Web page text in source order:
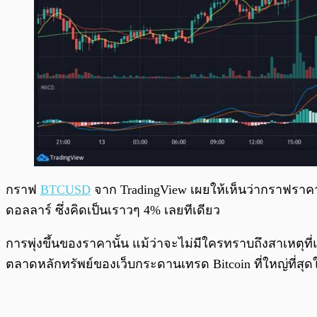
กราฟ BTCUSD จาก TradingView เผยให้เห็นว่ากราฟร
ดอลลาร์ ซึ่งคิดเป็นเราวๆ 4% เลยทีเดียว
การพุ่งขึ้นของราคานั้น แม้ว่าจะไม่มีใครทราบถึงสาเห
ตลาดหลักทรัพย์ของเว็บกระดานเทรด Bitcoin ที่ใหญ่ที่สุด